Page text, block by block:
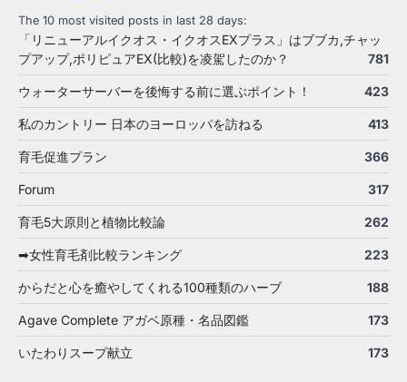
The 10 most visited posts in last 28 days:
「リニューアルイクオス・イクオスEXプラス」はブブカ,チャッ
プアップ,ポリピュアEX(比較)を凌駕したのか？
781
ウォーターサーバーを後悔する前に選ぶポイント！ 423
私のカントリー 日本のヨーロッパを訪ねる 413
育毛促進プラン 366
Forum 317
育毛5大原則と植物比較論 262
➡女性育毛剤比較ランキング 223
からだと心を癒やしてくれる100種類のハーブ 188
Agave Complete アガベ原種・名品図鑑 173
いたわりスープ献立 173